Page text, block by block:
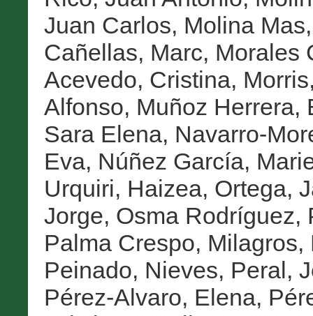
Juan Carlos, Molina
Cañellas, Marc, Morales
Acevedo, Cristina,
Alfonso, Muñoz Herrera,
Sara Elena, Navarro-
Eva, Núñez García,
Urquiri, Haizea, Ortega,
Jorge, Osma Rodríguez,
Palma Crespo, Milagros,
Peinado, Nieves, Peral,
Pérez-Alvaro, Elena,